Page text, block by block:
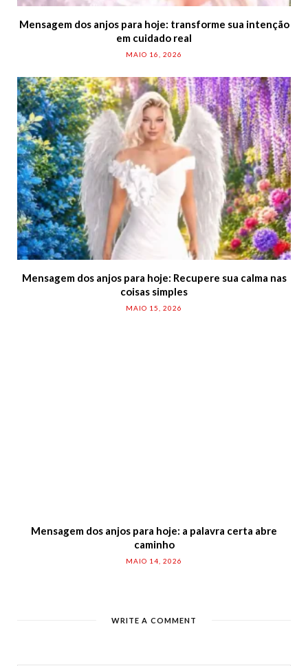
Mensagem dos anjos para hoje: transforme sua intenção
em cuidado real
MAIO 16, 2026
Mensagem dos anjos para hoje: Recupere sua calma nas
coisas simples
MAIO 15, 2026
Mensagem dos anjos para hoje: a palavra certa abre
caminho
MAIO 14, 2026
WRITE A COMMENT